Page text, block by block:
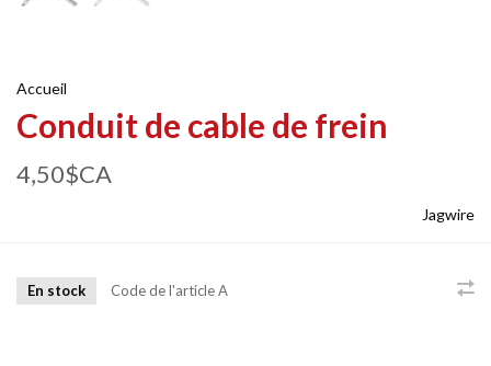
Accueil
Conduit de cable de frein
4,50$CA
Jagwire
En stock Code de l'articleA